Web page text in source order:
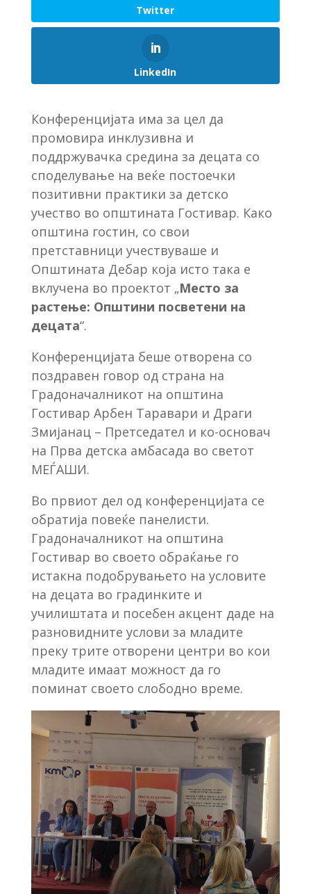
Twitter
LinkedIn
Конференцијата има за цел да
промовира инклузивна и
поддржувачка средина за децата со
споделување на веќе постоечки
позитивни практики за детско
учество во општината Гостивар. Како
општина гостин, со свои
претставници учествуваше и
Општината Дебар која исто така е
вклучена во проектот „Место за
растење: Општини посветени на
децата“.
Конференцијата беше отворена со
поздравен говор од страна на
Градоначалникот на општина
Гостивар Арбен Таравари и Драги
Змијанац – Претседател и ко-основач
на Прва детска амбасада во светот
МЕЃАШИ.
Во првиот дел од конференцијата се
обратија повеќе панелисти.
Градоначалникот на општина
Гостивар во своето обраќање го
истакна подобрувањето на условите
на децата во градинките и
училиштата и посебен акцент даде на
разновидните услови за младите
преку трите отворени центри во кои
младите имаат можност да го
поминат своето слободно време.